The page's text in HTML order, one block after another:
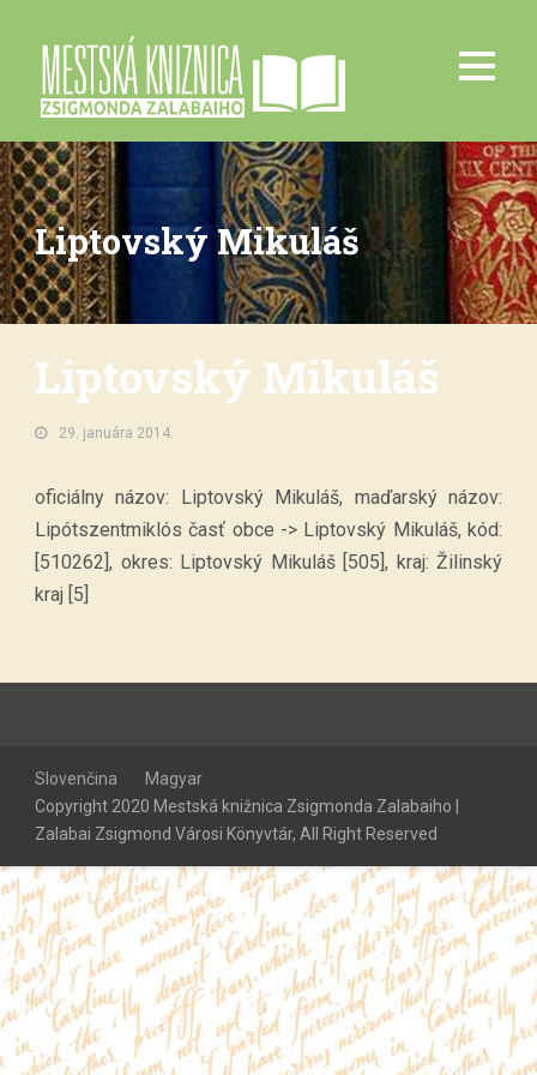
Liptovský Mikuláš
Liptovský Mikuláš
29. januára 2014.
oficiálny názov: Liptovský Mikuláš, maďarský názov:
Lipótszentmiklós časť obce -> Liptovský Mikuláš, kód:
[510262], okres: Liptovský Mikuláš [505], kraj: Žilinský
kraj [5]
Slovenčina
Magyar
Copyright 2020 Mestská knižnica Zsigmonda Zalabaiho |
Zalabai Zsigmond Városi Könyvtár, All Right Reserved